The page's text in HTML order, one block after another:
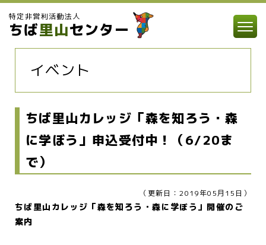
特定非営利活動法人
ちば里山センター
イベント
ちば里山カレッジ「森を知ろう・森
に学ぼう」申込受付中！（6/20ま
で）
（更新日：2019年05月15日）
ちば里山カレッジ「森を知ろう・森に学ぼう」開催のご
案内